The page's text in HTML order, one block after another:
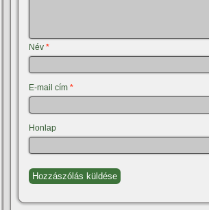
Név*
E-mail cím*
Honlap